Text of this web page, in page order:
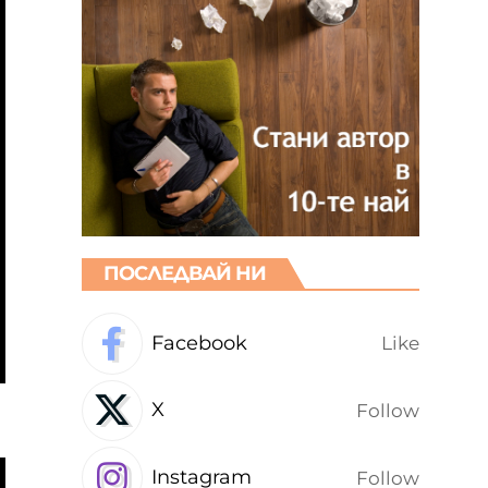
ПОСЛЕДВАЙ НИ
Facebook Like
X Follow
Instagram Follow